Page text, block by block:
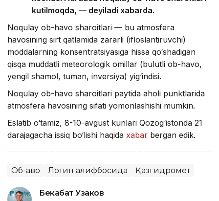
kutilmoqda, — deyiladi xabarda.
Noqulay ob-havo sharoitlari — bu atmosfera
havosining sirt qatlamida zararli (ifloslantiruvchi)
moddalarning konsentratsiyasiga hissa qo‘shadigan
qisqa muddatli meteorologik omillar (bulutli ob-havo,
yengil shamol, tuman, inversiya) yig‘indisi.
Noqulay ob-havo sharoitlari paytida aholi punktlarida
atmosfera havosining sifati yomonlashishi mumkin.
Eslatib o‘tamiz, 8-10-avgust kunlari Qozog‘istonda 21
darajagacha issiq bo‘lishi haqida xabar bergan edik.
Об-ҳаво Лотин алифбосида Қазгидромет
Бекабат Узаков